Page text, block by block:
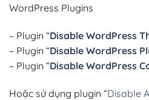
WordPress Plugins
– Plugin “Disable WordPress
– Plugin “Disable WordPress
– Plugin “Disable WordPress
Hoặc sử dụng plugin “Disable